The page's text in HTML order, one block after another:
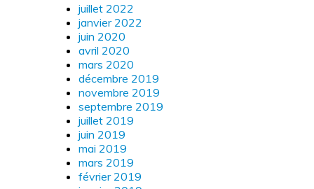
juillet 2022
janvier 2022
juin 2020
avril 2020
mars 2020
décembre 2019
novembre 2019
septembre 2019
juillet 2019
juin 2019
mai 2019
mars 2019
février 2019